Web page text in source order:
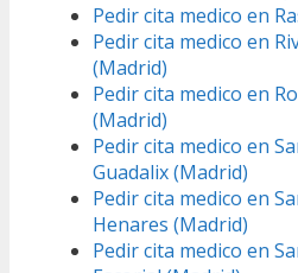
Pedir cita medico en
Pedir cita medico en
(Madrid)
Pedir cita medico en
(Madrid)
Pedir cita medico en
Guadalix (Madrid)
Pedir cita medico en
Henares (Madrid)
Pedir cita medico en